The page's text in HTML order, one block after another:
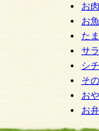
お
お
た
サ
シ
そ
お
お